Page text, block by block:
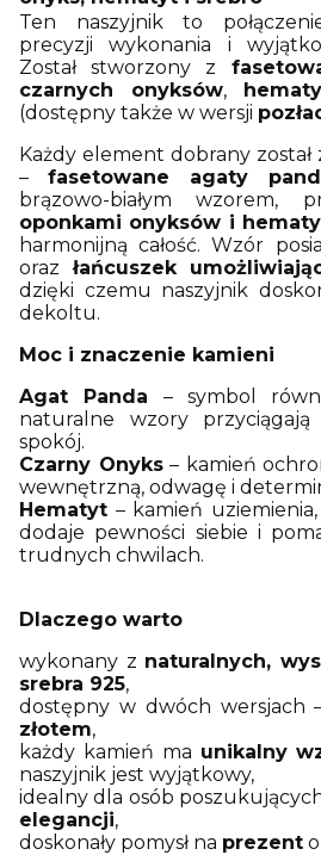
Ten naszyjnik to
precyzji wykonania i
Został stworzony z
czarnych onyksów,
(dostępny także w wersji
Każdy element dobrany został
– fasetowane agaty
brązowo-białym wzorem,
oponkami onyksów i
harmonijną całość. Wzór
orazłańcuszek
dzięki czemu naszyjnik
dekoltu.
Moc i znaczenie kamieni
Agat Panda – symbol
naturalne wzory
spokój.
Czarny Onyks– kamień
wewnętrzną, odwagę i
Hematyt – kamień
dodaje pewności siebie i
trudnych chwilach.
Dlaczego warto
wykonany z naturalnych,
srebra 925,
dostępny w dwóch wersjach
złotem,
każdy kamień ma unikalny
naszyjnik jest wyjątkowy,
idealny dla osób
elegancji,
doskonały pomysł na prezent